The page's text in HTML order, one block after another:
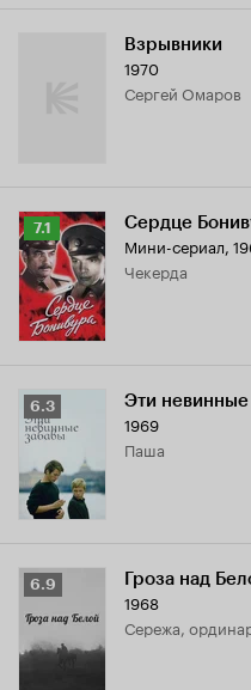
Взрывники
1970
Сергей Омаров
Рейтинг
Кинопоиска
7.1
7.1 Сердце
Мини-сериал,
Чекерда
Рейтинг
Кинопоиска
6.3 Эти невинные
1969
Паша
Рейтинг
6.9
6.9 Гроза над
1968
Сережа,